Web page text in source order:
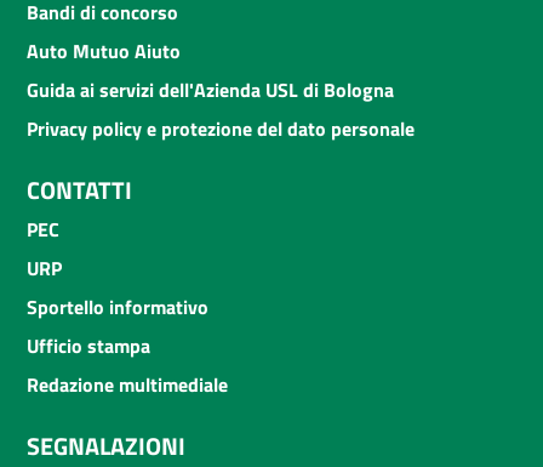
Bandi di concorso
Auto Mutuo Aiuto
Guida ai servizi dell'Azienda USL di Bologna
Privacy policy e protezione del dato personale
CONTATTI
PEC
URP
Sportello informativo
Ufficio stampa
Redazione multimediale
SEGNALAZIONI